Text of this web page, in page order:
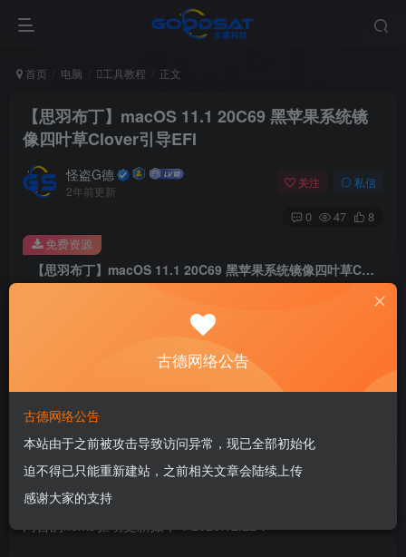
首页 电脑 工具教程 正文
【思羽布丁】macOS 11.1 20C69 黑苹果系统镜
像四叶草Clover引导EFI
怪盗G德
2年前更新
关注 私信
0 47 8
【思羽布丁】macOS 11.1 20C69 黑苹果系统镜像四叶草Clover引导EFI
登录查看
免费资源
一个四叶草引导的EFI整包，比较新的主板可以尝试一下，版
本是5127
古德网络公告
古德网络公告
本站由于之前被攻击导致访问异常，现已全部初始化
迫不得已只能重新建站，之前相关文章会陆续上传
感谢大家的支持